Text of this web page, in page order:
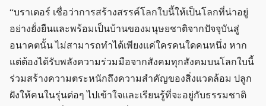
“บราเดอร์ เชื่อว่าการสร้างสรรค์โลกใบนี้ให้เป็นโลกที่น่าอยู่
อย่างยั่งยืนและพร้อมเป็นบ้านของมนุษยชาติจากปัจจุบันสู่
อนาคตนั้น ไม่สามารถทำได้เพียงแค่ใครคนใดคนหนึ่ง หาก
แต่ต้องได้รับพลังความร่วมมือจากสังคมทุกสังคมบนโลกใบนี้
ร่วมสร้างความตระหนักถึงความสำคัญของสิ่งแวดล้อม ปลูก
ฝังให้คนในรุ่นต่อๆ ไปเข้าใจและเรียนรู้ที่จะอยู่กับธรรมชาติ